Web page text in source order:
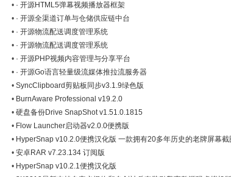
• · 开源HTML5弹幕视频播放器框架
• · 开源全渠道订单与仓储供应链中台
• · 开源物流配送调度管理系统
• · 开源物流配送调度管理系统
• · 开源PHP视频内容管理与分享平台
• · 开源Go语言轻量级流媒体推拉流服务器
• SyncClipboard剪贴板同步v3.1.9绿色版
• BurnAware Professional v19.2.0
• 硬盘备份Drive SnapShot v1.51.0.1815
• Flow Launcher启动器v2.0.0便携版
• HyperSnap v10.2.0便携汉化版 一款拥有20多年历史的老牌屏幕截
• 安卓RAR v7.23.134 订阅版
• HyperSnap v10.2.1便携汉化版